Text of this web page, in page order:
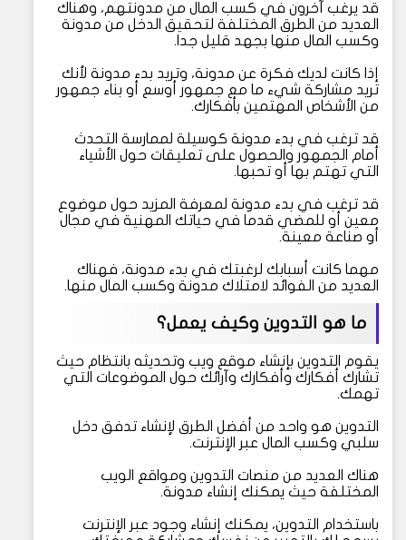
قد يرغب آخرون في كسب المال من مدونتهم، وهناك
العديد من الطرق المختلفة لتحقيق الدخل من مدونة
وكسب المال منها بجهد قليل جدا.
إذا كانت لديك فكرة عن مدونة، وتريد بدء مدونة لأنك
تريد مشاركة شيء ما مع جمهور أوسع أو بناء جمهور
من الأشخاص المهتمين بأفكارك.
قد ترغب في بدء مدونة كوسيلة لممارسة التحدث
أمام الجمهور والحصول على تعليقات حول الأشياء
التي تهتم بها أو تحبها.
قد ترغب في بدء مدونة لمعرفة المزيد حول موضوع
معين أو للمضي قدما في حياتك المهنية في مجال
أو صناعة معينة.
مهما كانت أسبابك لرغبتك في بدء مدونة، فهناك
العديد من الفوائد لامتلاك مدونة وكسب المال منها.
ما هو التدوين وكيف يعمل؟
يقوم التدوين بإنشاء موقع ويب وتحديثه بانتظام حيث
تشارك أفكارك وأفكارك وآرائك حول الموضوعات التي
تهمك.
التدوين هو واحد من أفضل الطرق لإنشاء تدفق دخل
سلبي وكسب المال عبر الإنترنت.
هناك العديد من منصات التدوين ومواقع الويب
المختلفة حيث يمكنك إنشاء مدونة.
باستخدام التدوين، يمكنك إنشاء وجود عبر الإنترنت